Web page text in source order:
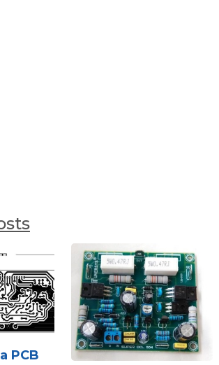
PCB